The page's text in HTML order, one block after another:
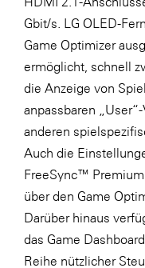
Gbit/s. LG OLED-
Game Optimizer
ermöglicht, schnell
die Anzeige von
anpassbaren
anderen
Auch die
FreeSync™
über den Game
Darüber hinaus
das Game
Reihe nützlicher